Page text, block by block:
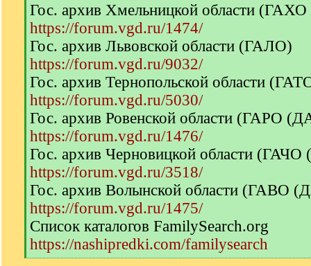
[
q
]
Гос. архив Хмельницкой области
https://forum.vgd.ru/1474/
Гос. архив Львовской области (ГАЛО)
https://forum.vgd.ru/9032/
Гос. архив Тернопольской области
https://forum.vgd.ru/5030/
Гос. архив Ровенской области (ГАРО
https://forum.vgd.ru/1476/
Гос. архив Черновицкой области
https://forum.vgd.ru/3518/
Гос. архив Волынской области (ГАВО
https://forum.vgd.ru/1475/
Список каталогов FamilySearch.org
https://nashipredki.com/familysearch
[